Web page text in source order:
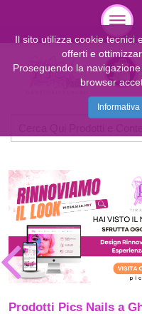
Prodotti Pics Nails a
Il sito utilizza cookie tecnici
offerti e
Proseguendo la
browser
Informativa